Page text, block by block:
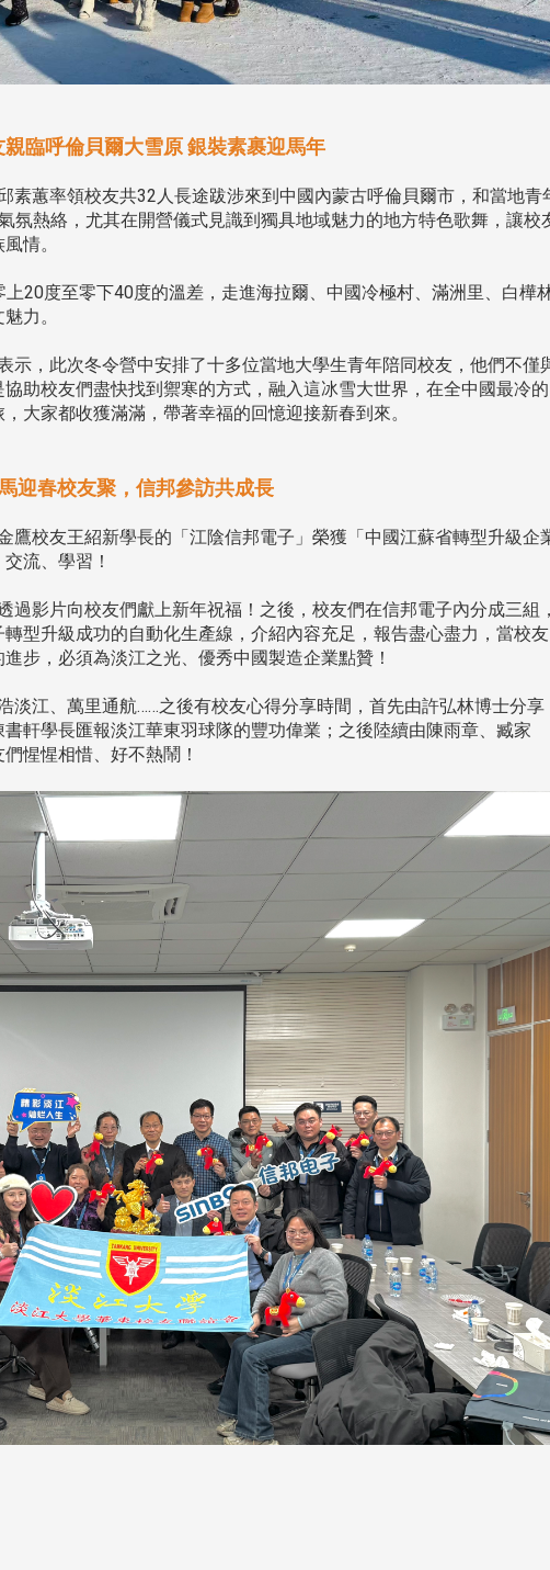
臨呼倫貝爾大雪原 銀裝素裹迎馬年
素蕙率領校友共32人長途跋涉來到中國內蒙古呼倫貝爾市，和當地青
氛熱絡，尤其在開營儀式見識到獨具地域魅力的地方特色歌舞，讓校
情。
20度至零下40度的溫差，走進海拉爾、中國冷極村、滿洲里、白樺
力。
示，此次冬令營中安排了十多位當地大學生青年陪同校友，他們不僅
助校友們盡快找到禦寒的方式，融入這冰雪大世界，在全中國最冷的
大家都收獲滿滿，帶著幸福的回憶迎接新春到來。
迎春校友聚，信邦參訪共成長
鷹校友王紹新學長的「江陰信邦電子」榮獲「中國江蘇省轉型升級企
流、學習！
過影片向校友們獻上新年祝福！之後，校友們在信邦電子內分成三組，
型升級成功的自動化生產線，介紹內容充足，報告盡心盡力，當校友
步，必須為淡江之光、優秀中國製造企業點贊！
淡江、萬里通航……之後有校友心得分享時間，首先由許弘林博士分享
書軒學長匯報淡江華東羽球隊的豐功偉業；之後陸續由陳雨章、臧家
惺惺相惜、好不熱鬧！
辦
，在
玲學
2 版 校友會活動 (海
台中市校友會拜會盧秀燕市
長 校友交流智慧治理凝聚向
台中市校友會於115年6月24日
(三)舉辦拜會台中市政府活動。參
2 版 校友會活動 (
校友雙年會
南加州校友會於115年6月27
在美國洛杉磯華僑文教服務中
（洛僑文化中心）會議室召開
齊聚
友會
日
大 ...
3 版 校友會活動 (系
所、其他)
【校友來訪】香港校友會前會
長葉雅琴、杜天寶學長
香港校友會前會長葉雅琴學姐與
杜天寶學長一家，於115年6月4日
(四)返校拜訪校友處，受到校友 ...
3 版 校友會活動 (
邱孝賢接任跨業合作協進
屆理事長
跨業合作協進會第二屆第一次
大會於6月5日下午7時，在台
園D508室舉行，本校潘伯申
消
4 版 捐款徵信、其他消
歡迎使用「淡江大學校園徵才
線上系統」
4 版 捐款徵信、其
息
捐款芳名錄